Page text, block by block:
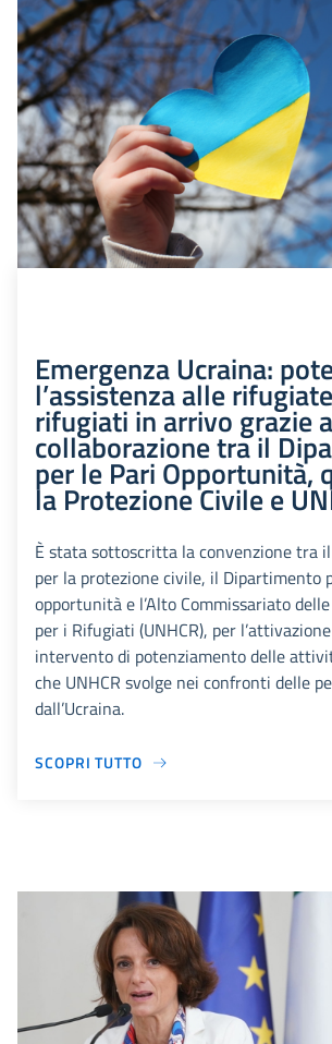
Emergenza Ucraina:
l’assistenza alle
rifugiati in arrivo grazie
collaborazione tra il
per le Pari Opportunità,
la Protezione Civile e
È stata sottoscritta la convenzione tra
per la protezione civile, il Dipartimento
opportunità e l’Alto Commissariato
per i Rifugiati (UNHCR), per
intervento di potenziamento delle
che UNHCR svolge nei confronti delle
dall’Ucraina.
SCOPRI TUTTO